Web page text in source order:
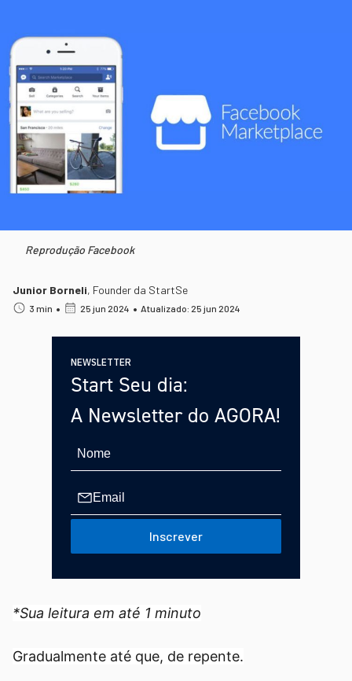
Reprodução Facebook
Junior Borneli, Founder da StartSe
3 min • 25 jun 2024 • Atualizado: 25 jun 2024
NEWSLETTER
Start Seu dia:
A Newsletter do AGORA!
Inscrever
*Sua leitura em até 1 minuto
Gradualmente até que, de repente.